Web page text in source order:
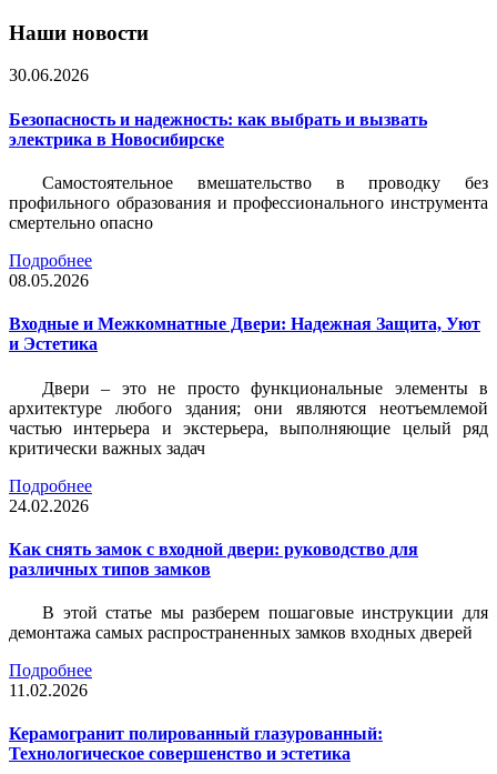
Наши новости
30.06.2026
Безопасность и надежность: как выбрать и вызвать
электрика в Новосибирске
Самостоятельное вмешательство в проводку без
профильного образования и профессионального инструмента
смертельно опасно
Подробнее
08.05.2026
Входные и Межкомнатные Двери: Надежная Защита, Уют
и Эстетика
Двери – это не просто функциональные элементы в
архитектуре любого здания; они являются неотъемлемой
частью интерьера и экстерьера, выполняющие целый ряд
критически важных задач
Подробнее
24.02.2026
Как снять замок с входной двери: руководство для
различных типов замков
В этой статье мы разберем пошаговые инструкции для
демонтажа самых распространенных замков входных дверей
Подробнее
11.02.2026
Керамогранит полированный глазурованный:
Технологическое совершенство и эстетика